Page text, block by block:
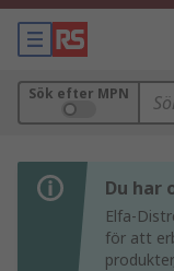
Sök efter MPN
Du har
Elfa-
för att